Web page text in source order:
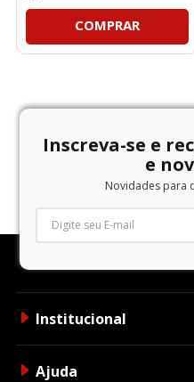
COMPRAR
Inscreva-se e
e
Novidades para
Institucional
Ajuda